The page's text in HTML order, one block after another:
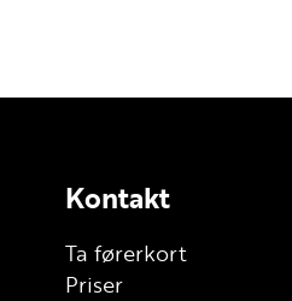
Kontakt
Ta førerkort
Priser